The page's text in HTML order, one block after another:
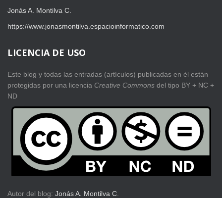
Jonás A. Montilva C.
https://www.jonasmontilva.espacioinformatico.com
LICENCIA DE USO
Este blog y todas las entradas (artículos) publicadas en él están
protegidas por una licencia Creative Commons del tipo BY + NC +
ND
Autor del blog: Jonás A. Montilva C